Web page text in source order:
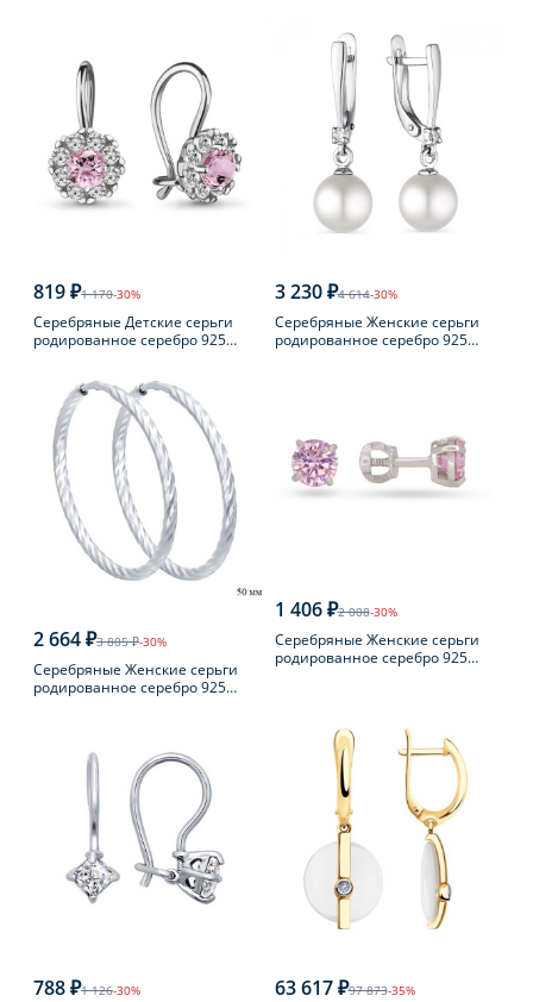
819 ₽1 170-30%
Серебряные Детские серьги
родированное серебро 925
3 230 ₽4 614-30%
Серебряные Женские серьги
родированное серебро 925
2 664 ₽3 805 ₽-30%
Серебряные Женские серьги
родированное серебро 925
1 406 ₽2 008-30%
Серебряные Женские серьги
родированное серебро 925
788 ₽1 126-30% 63 617 ₽97 873-35%